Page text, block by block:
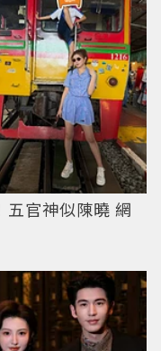
五官神似陳曉 網